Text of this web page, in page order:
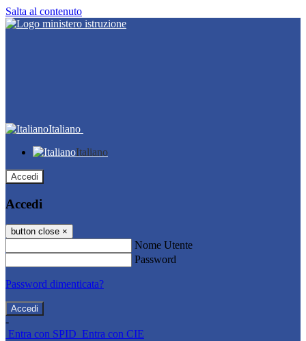
Salta al contenuto
Italiano
Italiano
Accedi
Accedi
button close ×
Nome Utente
Password
Password dimenticata?
-
Entra con SPID Entra con CIE